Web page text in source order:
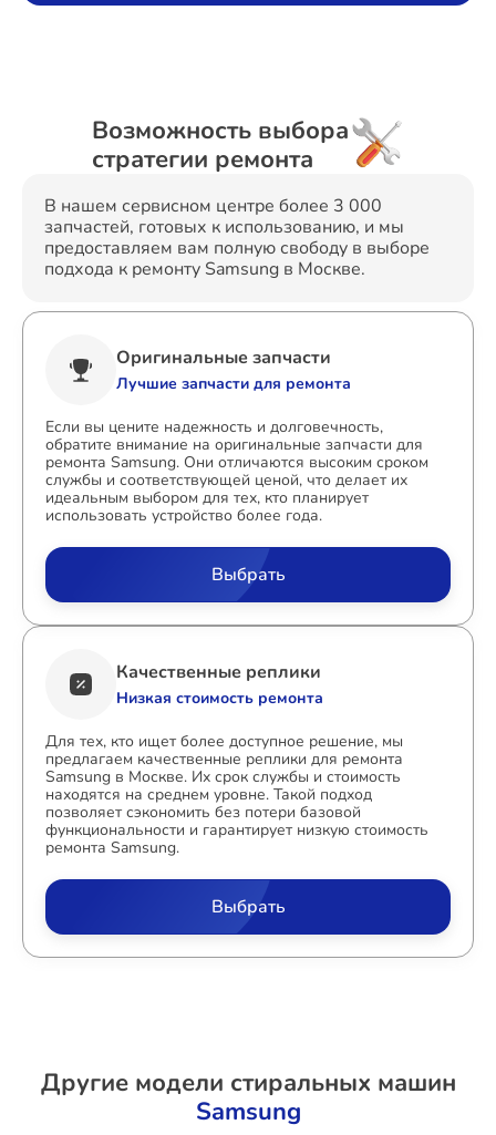
Возможность выбора
стратегии ремонта
В нашем сервисном центре более 3 000
запчастей, готовых к использованию, и мы
предоставляем вам полную свободу в выборе
подхода к ремонту Samsung в Москве.
Оригинальные запчасти
Лучшие запчасти для ремонта
Если вы цените надежность и долговечность,
обратите внимание на оригинальные запчасти для
ремонта Samsung. Они отличаются высоким сроком
службы и соответствующей ценой, что делает их
идеальным выбором для тех, кто планирует
использовать устройство более года.
Выбрать
Качественные реплики
Низкая стоимость ремонта
Для тех, кто ищет более доступное решение, мы
предлагаем качественные реплики для ремонта
Samsung в Москве. Их срок службы и стоимость
находятся на среднем уровне. Такой подход
позволяет сэкономить без потери базовой
функциональности и гарантирует низкую стоимость
ремонта Samsung.
Выбрать
Другие модели стиральных машин
Samsung